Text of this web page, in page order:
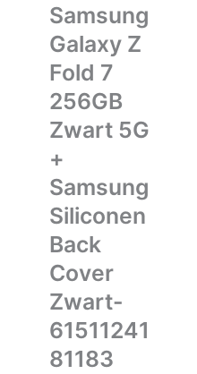
Samsung
Galaxy Z
Fold 7
256GB
Zwart 5G
+
Samsung
Siliconen
Back
Cover
Zwart-
61511241
81183